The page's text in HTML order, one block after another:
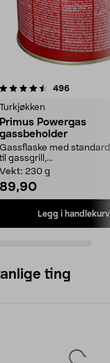
496
Turkjøkken
Primus Powergas
gassbeholder
Gassflaske med
til gassgrill,...
Vekt: 230 g
89,90
Legg i handlekurv
4.5 av 5 stjerner
ting